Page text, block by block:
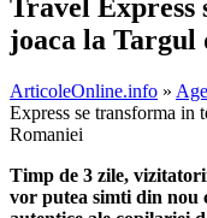
Travel Express
joaca la Targul
ArticoleOnline.info »
Express se transforma in
Romaniei
Timp de 3 zile,
vor putea simti din nou